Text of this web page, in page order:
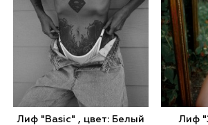
Лиф "Basic" , цвет: Белый
Лиф